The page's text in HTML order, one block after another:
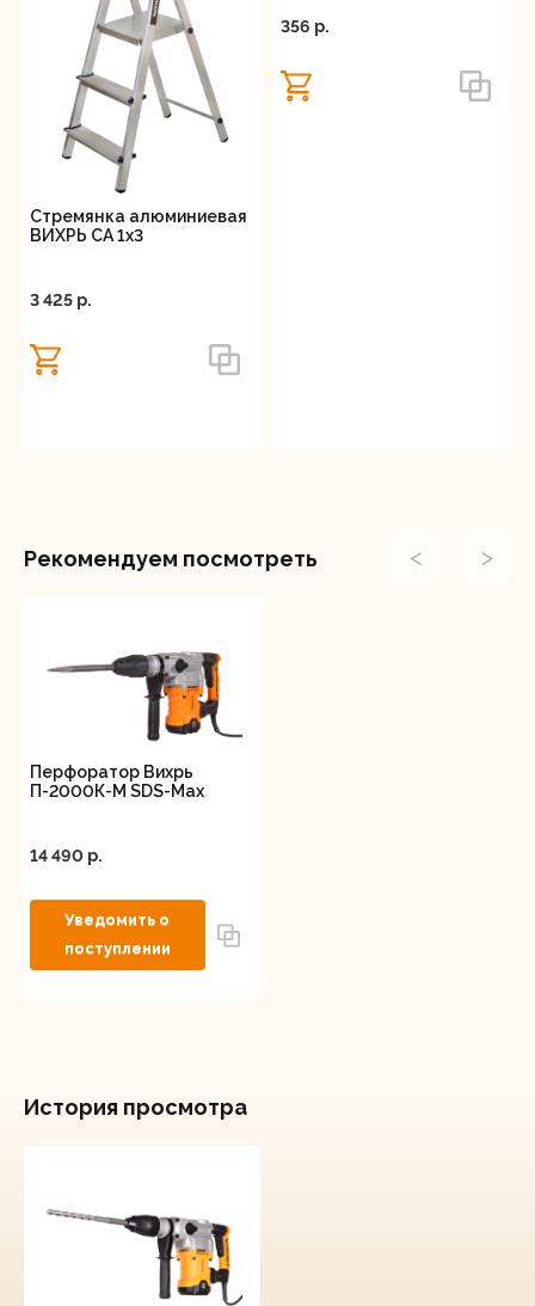
Прорезиненный корпус защищает от механических
повреждений, а пылезащитная система
продлевает срок службы устройства. Перфоратор
Вихрь П-1600К-М сочетает в себе надежность,
мощность и удобство, оставаясь идеальным
выбором для профессионалов и продвинутых
пользователей.
Стремянка алюминиевая
ВИХРЬ СА 1х3
3 425 p.
356 p.
Рекомендуем посмотреть < >
Перфоратор Вихрь
П-2000К-М SDS-Max
14 490 p.
История просмотра